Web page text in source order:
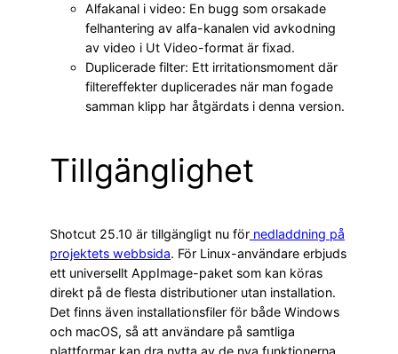
Alfakanal i video: En bugg som orsakade
felhantering av alfa-kanalen vid avkodning
av video i Ut Video-format är fixad.
Duplicerade filter: Ett irritationsmoment där
filtereffekter duplicerades när man fogade
samman klipp har åtgärdats i denna version.
Tillgänglighet
Shotcut 25.10 är tillgängligt nu för nedladdning på
projektets webbsida. För Linux-användare erbjuds
ett universellt AppImage-paket som kan köras
direkt på de flesta distributioner utan installation.
Det finns även installationsfiler för både Windows
och macOS, så att användare på samtliga